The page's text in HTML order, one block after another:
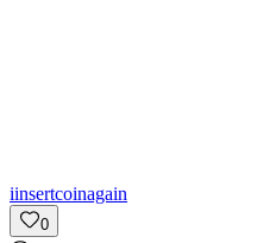
iinsertcoinagain
0